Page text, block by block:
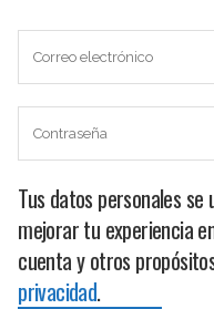
Tus datos personales
mejorar tu experiencia
cuenta y otros
privacidad.